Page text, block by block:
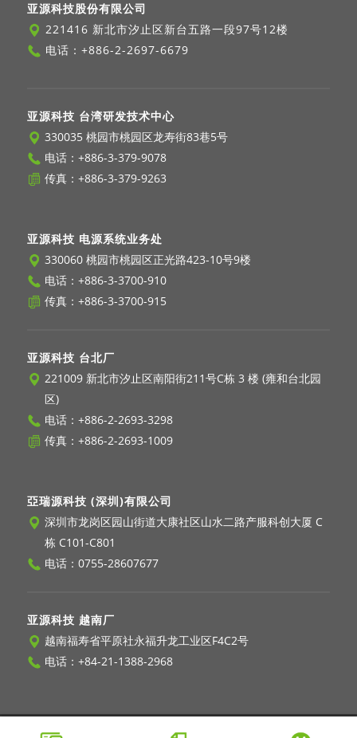
亚源科技股份有限公司
221416 新北市汐止区新台五路一段97号12楼
电话： +886-2-2697-6679
亚源科技 台湾研发技术中心
330035 桃园市桃园区龙寿街83巷5号
电话： +886-3-379-9078
传真：+886-3-379-9263
亚源科技 电源系统业务处
330060 桃园市桃园区正光路423-10号9楼
电话： +886-3-3700-910
传真：+886-3-3700-915
亚源科技 台北厂
221009 新北市汐止区南阳街211号C栋 3 楼 (雍和台北园
区)
电话： +886-2-2693-3298
传真：+886-2-2693-1009
亞瑞源科技 (深圳)有限公司
深圳市龙岗区园山街道大康社区山水二路产服科创大厦 C
栋 C101-C801
电话： 0755-28607677
亚源科技 越南厂
越南福寿省平原社永福升龙工业区F4C2号
电话： +84-21-1388-2968